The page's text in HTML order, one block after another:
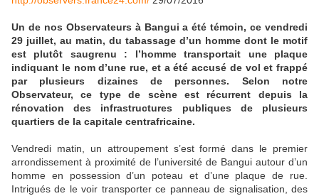
Un de nos Observateurs à Bangui a été témoin, ce vendredi
29 juillet, au matin, du tabassage d’un homme dont le motif
est plutôt saugrenu : l’homme transportait une plaque
indiquant le nom d’une rue, et a été accusé de vol et frappé
par plusieurs dizaines de personnes. Selon notre
Observateur, ce type de scène est récurrent depuis la
rénovation des infrastructures publiques de plusieurs
quartiers de la capitale centrafricaine.
Vendredi matin, un attroupement s’est formé dans le premier
arrondissement à proximité de l’université de Bangui autour d’un
homme en possession d’un poteau et d’une plaque de rue.
Intrigués de le voir transporter ce panneau de signalisation, des